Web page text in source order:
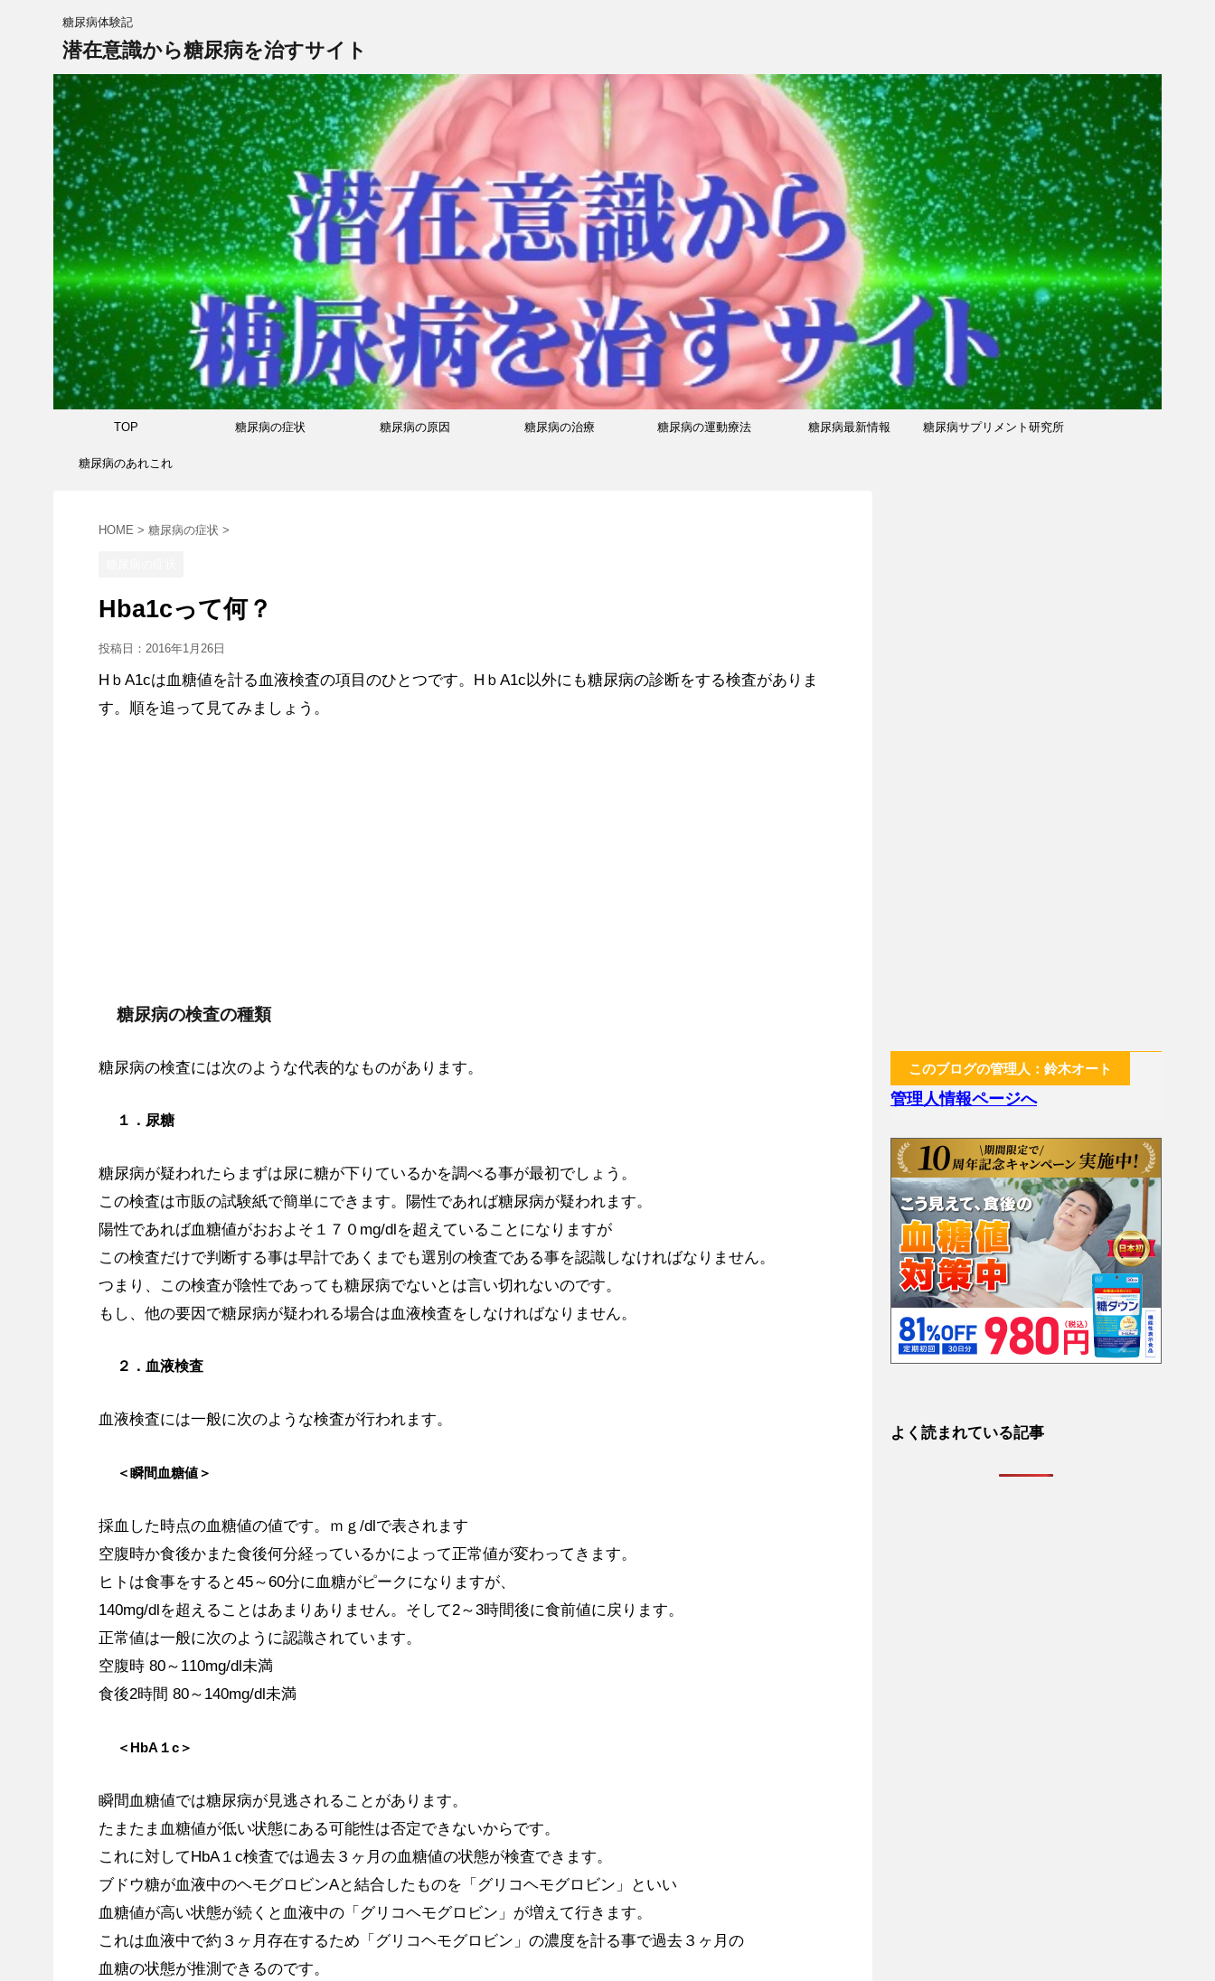
糖尿病体験記
潜在意識から糖尿病を治すサイト
TOP 糖尿病の症状 糖尿病の原因 糖尿病の治療 糖尿病の運動療法 糖尿病最新情報 糖尿病サプリメント研究所
糖尿病のあれこれ
HOME > 糖尿病の症状 >
Hba1cって何？
投稿日： 2016年1月26日
HｂA1cは血糖値を計る血液検査の項目のひとつです。HｂA1c以外にも糖尿病の診断をする検査がありま
す。順を追って見てみましょう。
糖尿病の検査の種類
糖尿病の検査には次のような代表的なものがあります。
１．尿糖
糖尿病が疑われたらまずは尿に糖が下りているかを調べる事が最初でしょう。
この検査は市販の試験紙で簡単にできます。陽性であれば糖尿病が疑われます。
陽性であれば血糖値がおおよそ１７０mg/dlを超えていることになりますが
この検査だけで判断する事は早計であくまでも選別の検査である事を認識しなければなりません。
つまり、この検査が陰性であっても糖尿病でないとは言い切れないのです。
もし、他の要因で糖尿病が疑われる場合は血液検査をしなければなりません。
２．血液検査
血液検査には一般に次のような検査が行われます。
＜瞬間血糖値＞
採血した時点の血糖値の値です。ｍｇ/dlで表されます
空腹時か食後かまた食後何分経っているかによって正常値が変わってきます。
ヒトは食事をすると45～60分に血糖がピークになりますが、
140mg/dlを超えることはあまりありません。そして2～3時間後に食前値に戻ります。
正常値は一般に次のように認識されています。
空腹時 80～110mg/dl未満
食後2時間 80～140mg/dl未満
＜HbA１c＞
瞬間血糖値では糖尿病が見逃されることがあります。
たまたま血糖値が低い状態にある可能性は否定できないからです。
これに対してHbA１c検査では過去３ヶ月の血糖値の状態が検査できます。
ブドウ糖が血液中のヘモグロビンAと結合したものを「グリコヘモグロビン」といい
血糖値が高い状態が続くと血液中の「グリコヘモグロビン」が増えて行きます。
これは血液中で約３ヶ月存在するため「グリコヘモグロビン」の濃度を計る事で過去３ヶ月の
血糖の状態が推測できるのです。
このブログの管理人：鈴木オート
管理人情報ページへ
よく読まれている記事